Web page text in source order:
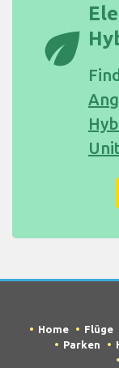
eco
Home Flüge
Parken